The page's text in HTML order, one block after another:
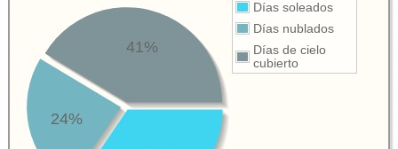
Días soleados
Días nublados
Días de cielo
cubierto
24%
41%